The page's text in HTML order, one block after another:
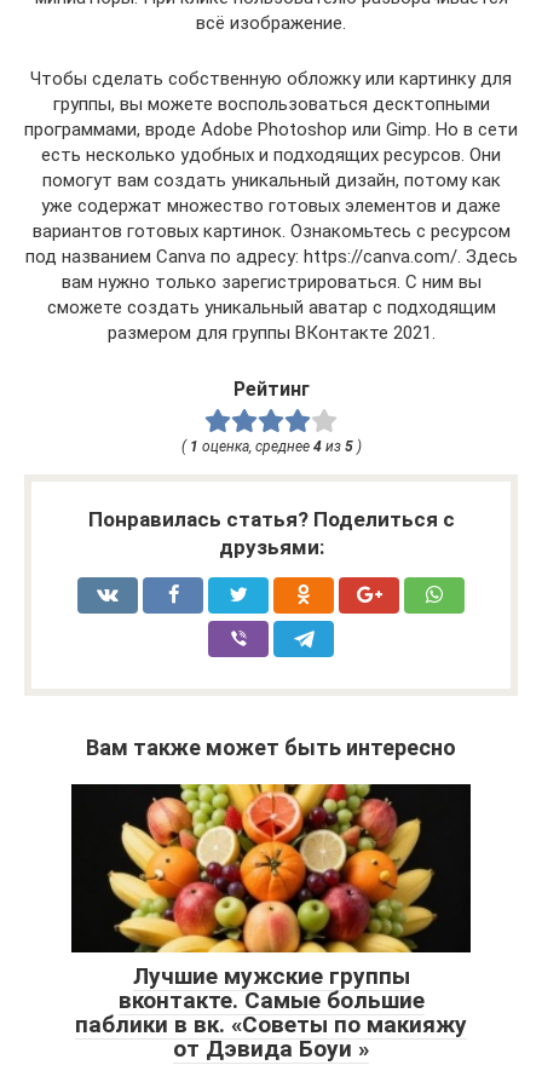
всё изображение.
Чтобы сделать собственную обложку или картинку для
группы, вы можете воспользоваться десктопными
программами, вроде Adobe Photoshop или Gimp. Но в сети
есть несколько удобных и подходящих ресурсов. Они
помогут вам создать уникальный дизайн, потому как
уже содержат множество готовых элементов и даже
вариантов готовых картинок. Ознакомьтесь с ресурсом
под названием Canva по адресу: https://canva.com/. Здесь
вам нужно только зарегистрироваться. С ним вы
сможете создать уникальный аватар с подходящим
размером для группы ВКонтакте 2021.
Рейтинг
( 1 оценка, среднее 4из 5)
Понравилась статья? Поделиться с
друзьями:
Вам также может быть интересно
Лучшие мужские группы
вконтакте. Самые большие
паблики в вк. «Советы по макияжу
от Дэвида Боуи »